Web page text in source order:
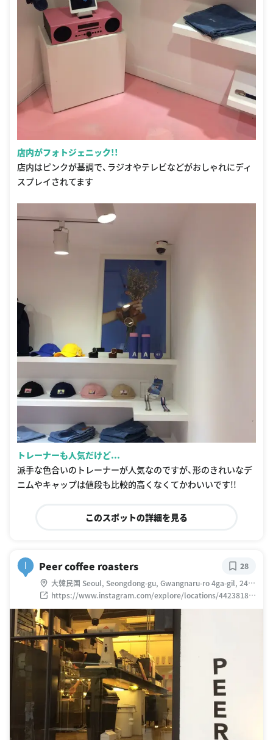
店内がフォトジェニック!!
店内はピンクが基調で、ラジオやテレビなどがおしゃれにディ
スプレイされてます
トレーナーも人気だけど...
派手な色合いのトレーナーが人気なのですが、形のきれいなデ
ニムやキャップは値段も比較的高くなくてかわいいです!!
このスポットの詳細を見る
I Peer coffee roasters
大韓民国 Seoul, Seongdong-gu, Gwangnaru-ro 4ga-gil, 24 1
층
https://www.instagram.com/explore/locations/44238185
3
28